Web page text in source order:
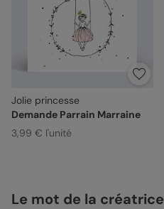
Jolie princesse
Demande Parrain Marraine
3,99 € l'unité
Le mot de la créatrice